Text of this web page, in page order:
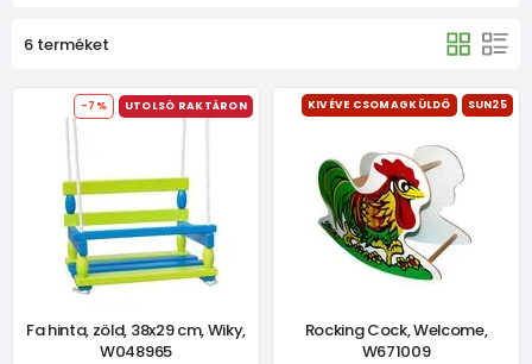
6 terméket
-7% UTOLSÓ RAKTÁRON
Fa hinta, zöld, 38x29 cm, Wiky,
W048965
KIVÉVE CSOMAGKÜLDŐ SUN25
Rocking Cock, Welcome,
W671009